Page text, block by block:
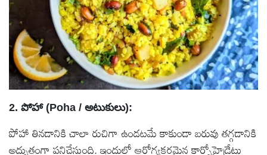
2. పోహా (Poha / అటుకులు):
పోహా తినడానికి చాలా రుచిగా ఉండటమే కాకుండా బరువు తగ్గడానికి
అద్భుతంగా పనిచేస్తుంది. ఇందులో ఆరోగ్యకరమైన కార్బోహైడ్రేట్లు